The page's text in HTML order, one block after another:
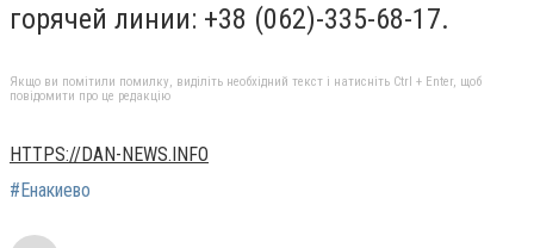
горячей линии: +38 (062)-335-68-17.
Якщо ви помітили помилку, виділіть необхідний текст і натисніть Ctrl + Enter, щоб
повідомити про це редакцію
HTTPS://DAN-NEWS.INFO
#Енакиево